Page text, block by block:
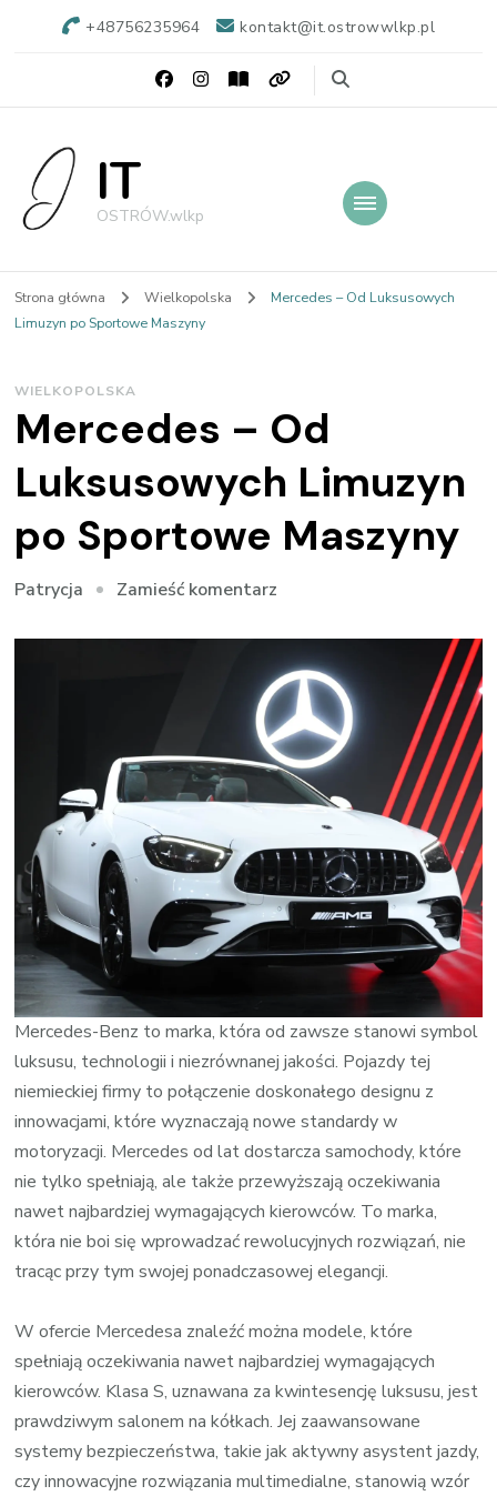
+48756235964 kontakt@it.ostrowwlkp.pl
IT
OSTRÓW.wlkp
Strona główna Wielkopolska
Mercedes – Od Luksusowych
Limuzyn po Sportowe Maszyny
WIELKOPOLSKA
Mercedes – Od
Luksusowych Limuzyn
po Sportowe Maszyny
Patrycja Zamieść komentarz
–
Od
Luksusowych
Limuzyn
po
Sportowe
Maszyny
Mercedes-Benz to marka, która od zawsze stanowi symbol
luksusu, technologii i niezrównanej jakości. Pojazdy tej
niemieckiej firmy to połączenie doskonałego designu z
innowacjami, które wyznaczają nowe standardy w
motoryzacji. Mercedes od lat dostarcza samochody, które
nie tylko spełniają, ale także przewyższają oczekiwania
nawet najbardziej wymagających kierowców. To marka,
która nie boi się wprowadzać rewolucyjnych rozwiązań, nie
tracąc przy tym swojej ponadczasowej elegancji.
W ofercie Mercedesa znaleźć można modele, które
spełniają oczekiwania nawet najbardziej wymagających
kierowców. Klasa S, uznawana za kwintesencję luksusu, jest
prawdziwym salonem na kółkach. Jej zaawansowane
systemy bezpieczeństwa, takie jak aktywny asystent jazdy,
czy innowacyjne rozwiązania multimedialne, stanowią wzór